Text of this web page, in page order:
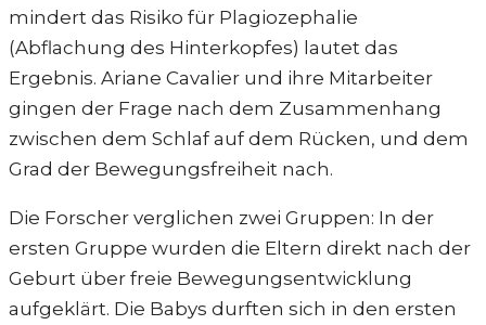
mindert das Risiko für Plagiozephalie
(Abflachung des Hinterkopfes) lautet das
Ergebnis. Ariane Cavalier und ihre Mitarbeiter
gingen der Frage nach dem Zusammenhang
zwischen dem Schlaf auf dem Rücken, und dem
Grad der Bewegungsfreiheit nach.
Die Forscher verglichen zwei Gruppen: In der
ersten Gruppe wurden die Eltern direkt nach der
Geburt über freie Bewegungsentwicklung
aufgeklärt. Die Babys durften sich in den ersten